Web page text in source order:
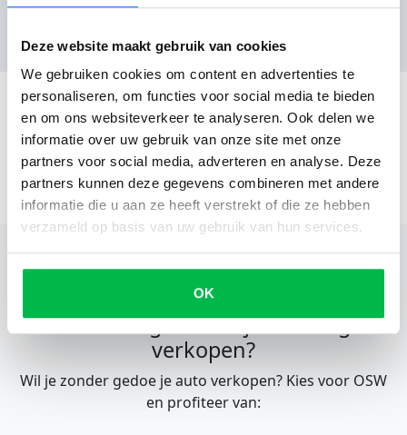
Deze website maakt gebruik van cookies
We gebruiken cookies om content en advertenties te
personaliseren, om functies voor social media te bieden
en om ons websiteverkeer te analyseren. Ook delen we
informatie over uw gebruik van onze site met onze
partners voor social media, adverteren en analyse. Deze
partners kunnen deze gegevens combineren met andere
informatie die u aan ze heeft verstrekt of die ze hebben
verzameld op basis van uw gebruik van hun services.
OK
Eenvoudig en snel je voertuig
verkopen?
Wil je zonder gedoe je auto verkopen? Kies voor OSW
en profiteer van: